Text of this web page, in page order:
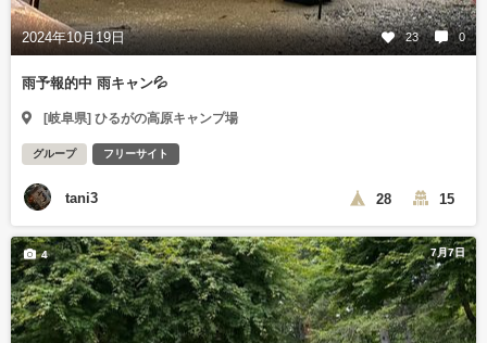
2024年10月19日 23 0
雨予報的中 雨キャン💦
[岐阜県] ひるがの高原キャンプ場
グループ フリーサイト
tani3 28 15
7月7日
4